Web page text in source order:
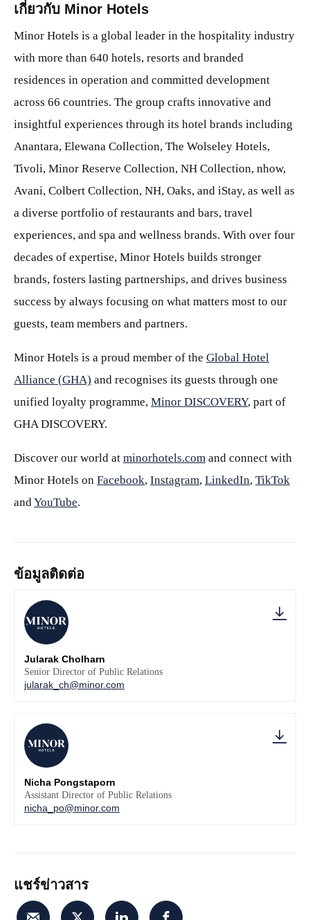
เกี่ยวกับ Minor Hotels
Minor Hotels is a global leader in the hospitality industry
with more than 640 hotels, resorts and branded
residences in operation and committed development
across 66 countries. The group crafts innovative and
insightful experiences through its hotel brands including
Anantara, Elewana Collection, The Wolseley Hotels,
Tivoli, Minor Reserve Collection, NH Collection, nhow,
Avani, Colbert Collection, NH, Oaks, and iStay, as well as
a diverse portfolio of restaurants and bars, travel
experiences, and spa and wellness brands. With over four
decades of expertise, Minor Hotels builds stronger
brands, fosters lasting partnerships, and drives business
success by always focusing on what matters most to our
guests, team members and partners.
Minor Hotels is a proud member of the Global Hotel
Alliance (GHA) and recognises its guests through one
unified loyalty programme, Minor DISCOVERY, part of
GHA DISCOVERY.
Discover our world at minorhotels.com and connect with
Minor Hotels on Facebook, Instagram, LinkedIn, TikTok
andYouTube.
ข้อมูลติดต่อ
Jularak Cholharn
Senior Director of Public Relations
jularak_ch@minor.com
Nicha Pongstaporn
Assistant Director of Public Relations
nicha_po@minor.com
แชร์ข่าวสาร